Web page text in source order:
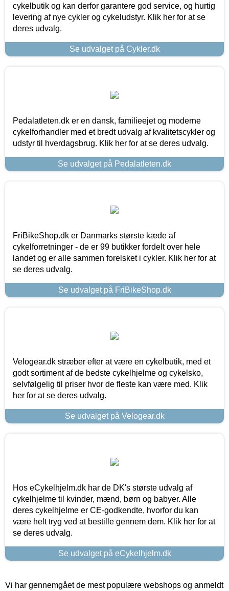
cykelbutik og kan derfor garantere god service, og hurtig
levering af nye cykler og cykeludstyr. Klik her for at se
deres udvalg.
Se udvalget på Cykler.dk
Pedalatleten.dk er en dansk, familieejet og moderne
cykelforhandler med et bredt udvalg af kvalitetscykler og
udstyr til hverdagsbrug. Klik her for at se deres udvalg.
Se udvalget på Pedalatleten.dk
FriBikeShop.dk er Danmarks største kæde af
cykelforretninger - de er 99 butikker fordelt over hele
landet og er alle sammen forelsket i cykler. Klik her for at
se deres udvalg.
Se udvalget på FriBikeShop.dk
Velogear.dk stræber efter at være en cykelbutik, med et
godt sortiment af de bedste cykelhjelme og cykelsko,
selvfølgelig til priser hvor de fleste kan være med. Klik
her for at se deres udvalg.
Se udvalget på Velogear.dk
Hos eCykelhjelm.dk har de DK's største udvalg af
cykelhjelme til kvinder, mænd, børn og babyer. Alle
deres cykelhjelme er CE-godkendte, hvorfor du kan
være helt tryg ved at bestille gennem dem. Klik her for at
se deres udvalg.
Se udvalget på eCykelhjelm.dk
Vi har gennemgået de mest populære webshops og anmeldt